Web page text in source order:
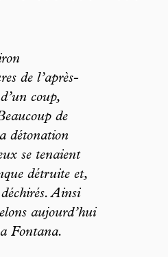
de l’après-
coup,
de
détonation
se tenaient
détruite et,
Ainsi
aujourd’hui
Fontana.